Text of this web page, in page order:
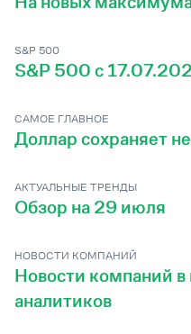
S&P 500
S&P 500 c
САМОЕ ГЛАВНОЕ
Доллар сохраняет
АКТУАЛЬНЫЕ ТРЕНДЫ
Обзор на 29 июля
НОВОСТИ КОМПАНИЙ
Новости компаний
аналитиков